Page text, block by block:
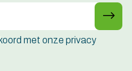
met onze privacy